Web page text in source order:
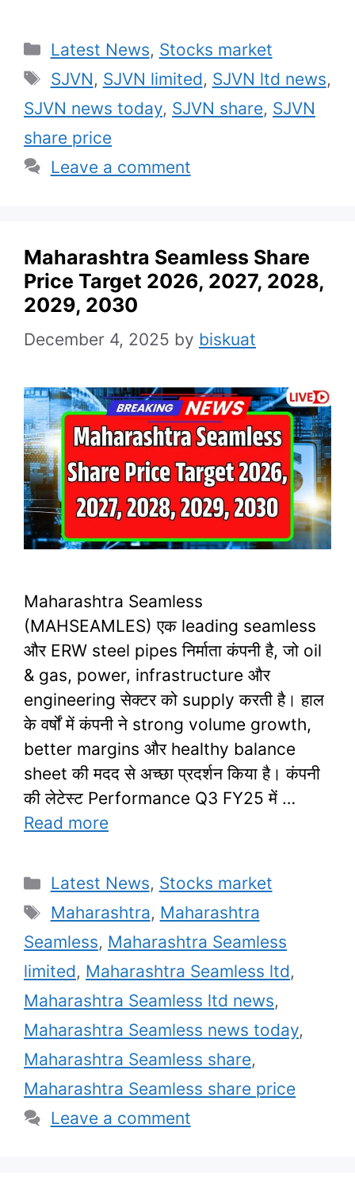
Categories
Latest News, Stocks market
Tags
SJVN, SJVN limited, SJVN ltd news,
SJVN news today, SJVN share, SJVN
share price
Leave a comment
Maharashtra Seamless Share
Price Target 2026, 2027, 2028,
2029, 2030
December 4, 2025 by biskuat
Maharashtra Seamless
(MAHSEAMLES) एक leading seamless
और ERW steel pipes निर्माता कंपनी है, जो oil
& gas, power, infrastructure और
engineering सेक्टर को supply करती है। हाल
के वर्षों में कंपनी ने strong volume growth,
better margins और healthy balance
sheet की मदद से अच्छा प्रदर्शन किया है। कंपनी
की लेटेस्ट Performance Q3 FY25 में …
Read more
Categories
Latest News, Stocks market
Tags
Maharashtra, Maharashtra
Seamless, Maharashtra Seamless
limited, Maharashtra Seamless ltd,
Maharashtra Seamless ltd news,
Maharashtra Seamless news today,
Maharashtra Seamless share,
Maharashtra Seamless share price
Leave a comment